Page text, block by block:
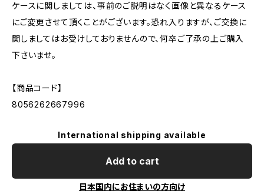
ケースに関しましては、事前のご説明はなく画像と異なるケース
にご変更させて頂くことがございます。恐れ入りますが、ご交換に
関しましてはお受けしておりませんので、何卒ご了承の上ご購入
下さいませ。
【商品コード】
8056262667996
International shipping available
Add to cart
日本国内にお住まいの方向け